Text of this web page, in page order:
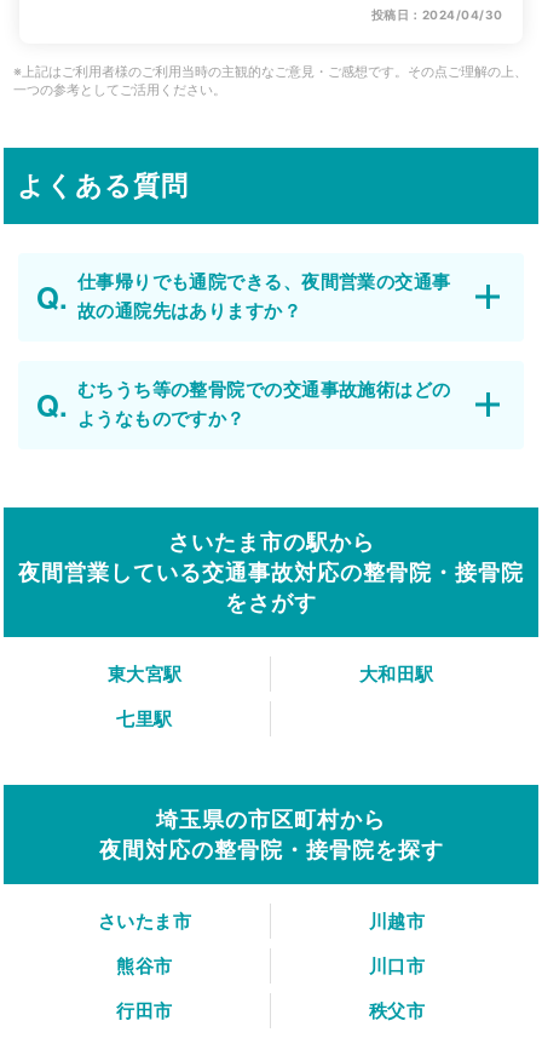
投稿日：2024/04/30
※上記はご利用者様のご利用当時の主観的なご意見・ご感想です。その点ご理解の上、
一つの参考としてご活用ください。
よくある質問
仕事帰りでも通院できる、夜間営業の交通事
故の通院先はありますか？
むちうち等の整骨院での交通事故施術はどの
ようなものですか？
さいたま市の駅から
夜間営業している交通事故対応の整骨院・接骨院
をさがす
東大宮駅
大和田駅
七里駅
埼玉県の市区町村から
夜間対応の整骨院・接骨院を探す
さいたま市
川越市
熊谷市
川口市
行田市
秩父市